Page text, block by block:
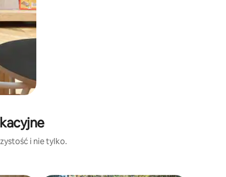
i nie tylko.